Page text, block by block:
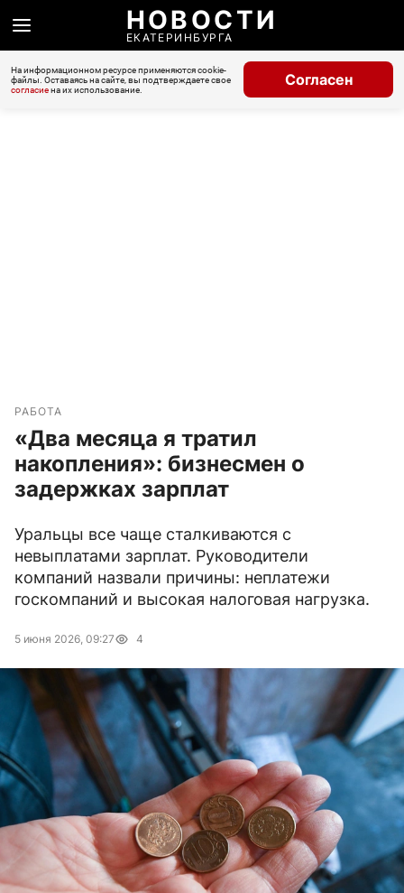
НОВОСТИ
ЕКАТЕРИНБУРГА
На информационном ресурсе применяются cookie-
файлы. Оставаясь на сайте, вы подтверждаете свое
согласиена их использование.
Согласен
РАБОТА
«Два месяца я тратил
накопления»: бизнесмен о
задержках зарплат
Уральцы все чаще сталкиваются с
невыплатами зарплат. Руководители
компаний назвали причины: неплатежи
госкомпаний и высокая налоговая нагрузка.
5 июня 2026, 09:27 4